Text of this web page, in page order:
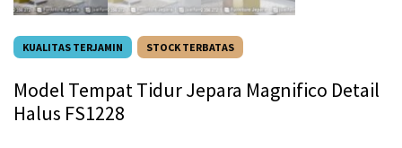
KUALITAS TERJAMIN STOCK TERBATAS
Model Tempat Tidur Jepara Magnifico Detail
Halus FS1228